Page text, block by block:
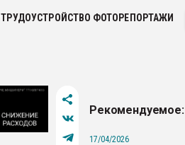
ТРУДОУСТРОЙСТВО ФОТОРЕПОРТАЖИ
Рекомендуемое:
17/04/2026